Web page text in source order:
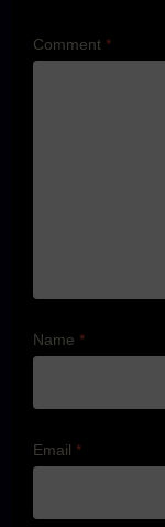
Comment *
Name *
Email *